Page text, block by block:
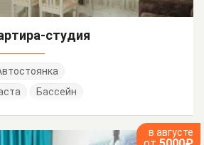
студия
Бассейн
в августе